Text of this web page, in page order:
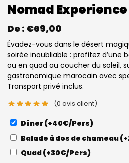
Nomad Experience
De : €69,00
Évadez-vous dans le désert
soirée inoubliable : profitez d’une
ou en quad au coucher du soleil,
gastronomique marocain avec
Transport privé inclus.
(0 avis client)
Dîner (+40€/Pers)
Balade à dos de chameau
Quad (+30€/Pers)